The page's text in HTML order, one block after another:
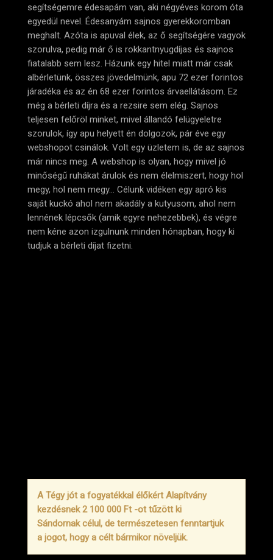
segítségemre édesapám van, aki négyéves korom óta
egyedül nevel. Édesanyám sajnos gyerekkoromban
meghalt. Azóta is apuval élek, az ő segítségére vagyok
szorulva, pedig már ő is rokkantnyugdíjas és sajnos
fiatalabb sem lesz. Házunk egy hitel miatt már csak
albérletünk, összes jövedelmünk, apu 72 ezer forintos
járadéka és az én 68 ezer forintos árvaellátásom. Ez
még a bérleti díjra és a rezsire sem elég. Sajnos
teljesen felőröl minket, mivel állandó felügyeletre
szorulok, így apu helyett én dolgozok, pár éve egy
webshopot csinálok. Volt egy üzletem is, de az sajnos
már nincs meg. A webshop is olyan, hogy mivel jó
minőségű ruhákat árulok és nem élelmiszert, hogy hol
megy, hol nem megy… Célunk vidéken egy apró kis
saját kuckó ahol nem akadály a kutyusom, ahol nem
lennének lépcsők (amik egyre nehezebbek), és végre
nem kéne azon izgulnunk minden hónapban, hogy ki
tudjuk a bérleti díjat fizetni.
A Tégy jót a fogyatékkal élőkért Alapítvány
kezdésnek 2 100 000 Ft -ot tűzött ki
Sándornak célul, de természetesen fenntartjuk
a jogot, hogy a célt bármikor növeljük.